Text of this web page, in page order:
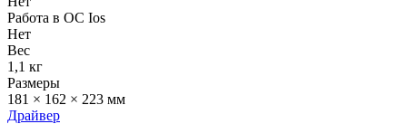
Работа в ОС Ios
Нет
Вес
1,1 кг
Размеры
181 × 162 × 223 мм
Драйвер